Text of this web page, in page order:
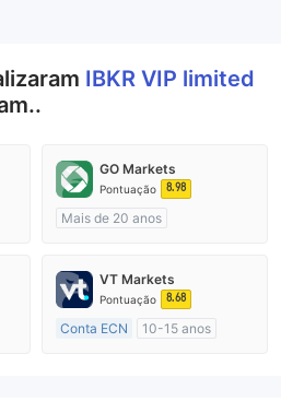
IBKR VIP limited
GO Markets
Pontuação 8.98
Mais de 20 anos
Market Marketing (MM)
cTrader
VT Markets
Pontuação 8.68
Conta ECN
10-15 anos